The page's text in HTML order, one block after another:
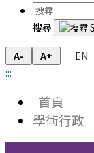
搜尋
A- A+
EN
:::
首頁
學術行政